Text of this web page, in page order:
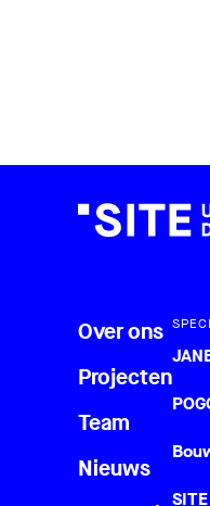
Over ons
Projecten
Team
Nieuws